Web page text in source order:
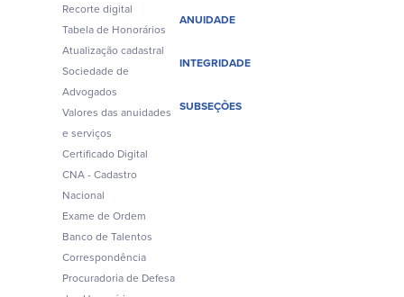
Recorte digital
Tabela de Honorários
Atualização cadastral
Sociedade de
Advogados
Valores das anuidades
e serviços
Certificado Digital
CNA - Cadastro
Nacional
Exame de Ordem
Banco de Talentos
Correspondência
Procuradoria de Defesa
ANUIDADE
INTEGRIDADE
SUBSEÇÕES